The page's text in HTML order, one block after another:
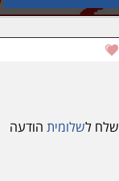
שלח לשלומית הודעה